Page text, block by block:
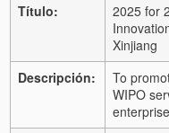
Título:
2025 for
Xinjiang
Descripción:
To
WIPO